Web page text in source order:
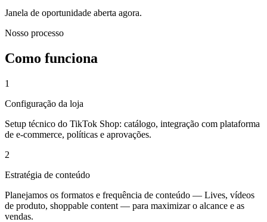
Janela de oportunidade aberta agora.
Nosso processo
Como funciona
1
Configuração da loja
Setup técnico do TikTok Shop: catálogo, integração com plataforma
de e-commerce, políticas e aprovações.
2
Estratégia de conteúdo
Planejamos os formatos e frequência de conteúdo — Lives, vídeos
de produto, shoppable content — para maximizar o alcance e as
vendas.